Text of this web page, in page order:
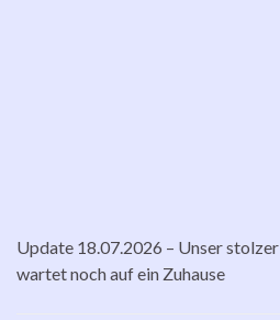
Update 18.07.2026 – Unser
wartet noch auf ein Zuhause